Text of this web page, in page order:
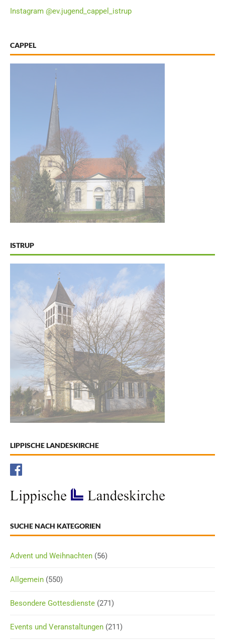
Instagram @ev.jugend_cappel_istrup
CAPPEL
ISTRUP
LIPPISCHE LANDESKIRCHE
SUCHE NACH KATEGORIEN
Advent und Weihnachten (56)
Allgemein (550)
Besondere Gottesdienste (271)
Events und Veranstaltungen (211)